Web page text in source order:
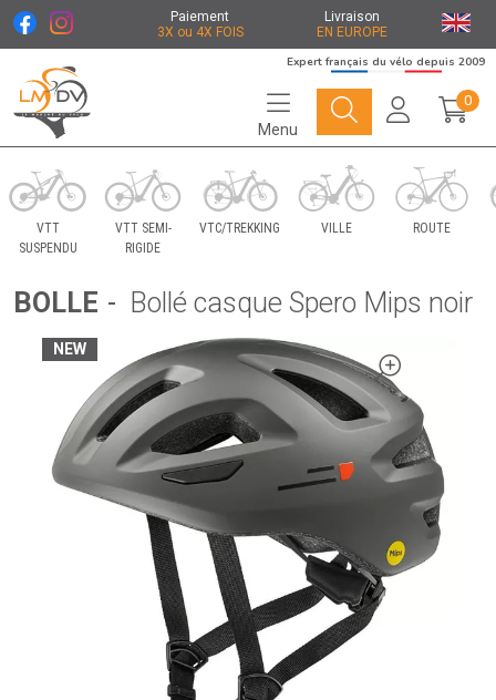
Paiement
3X ou 4X FOIS
Livraison
EN EUROPE
Le Marché du Vélo Votre distributeurs de vélo
Expert français du vélo depuis 2009
Menu
0
VTT
SUSPENDU
VTT SEMI-
RIGIDE
VTC/TREKKING VILLE ROUTE
BOLLE - Bollé casque Spero Mips noir
NEW